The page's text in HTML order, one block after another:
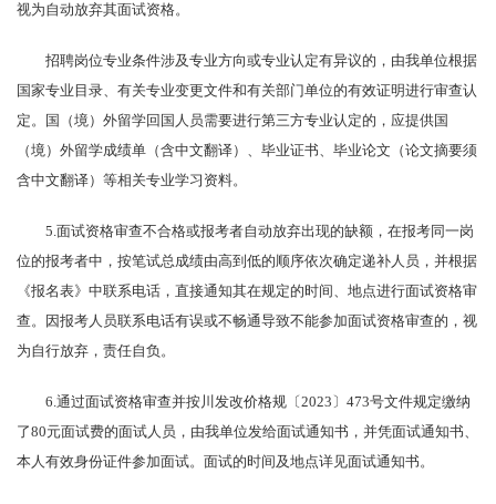
视为自动放弃其面试资格。
招聘岗位专业条件涉及专业方向或专业认定有异议的，由我单位根据
国家专业目录、有关专业变更文件和有关部门单位的有效证明进行审查认
定。国（境）外留学回国人员需要进行第三方专业认定的，应提供国
（境）外留学成绩单（含中文翻译）、毕业证书、毕业论文（论文摘要须
含中文翻译）等相关专业学习资料。
5.面试资格审查不合格或报考者自动放弃出现的缺额，在报考同一岗
位的报考者中，按笔试总成绩由高到低的顺序依次确定递补人员，并根据
《报名表》中联系电话，直接通知其在规定的时间、地点进行面试资格审
查。因报考人员联系电话有误或不畅通导致不能参加面试资格审查的，视
为自行放弃，责任自负。
6.通过面试资格审查并按川发改价格规〔2023〕473号文件规定缴纳
了80元面试费的面试人员，由我单位发给面试通知书，并凭面试通知书、
本人有效身份证件参加面试。面试的时间及地点详见面试通知书。